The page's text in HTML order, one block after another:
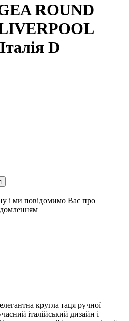
ROUND
D
і ми повідомимо Вас про
кругла таця ручної
італійський дизайн і